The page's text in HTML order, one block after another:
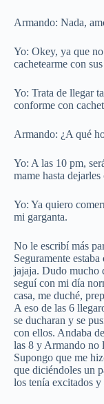
Armando: Nada,
Yo: Okey, ya que
cachetearme con
Yo: Trata de llegar
conforme con
Armando: ¿A qué
Yo: A las 10 pm,
mame hasta dejarles
Yo: Ya quiero
mi garganta.
No le escribí más
Seguramente
jajaja. Dudo mucho
seguí con mi día
casa, me duché,
A eso de las 6
se ducharan y se
con ellos. Andaba
las 8 y Armando no
Supongo que me
que diciéndoles un
los tenía excitados y